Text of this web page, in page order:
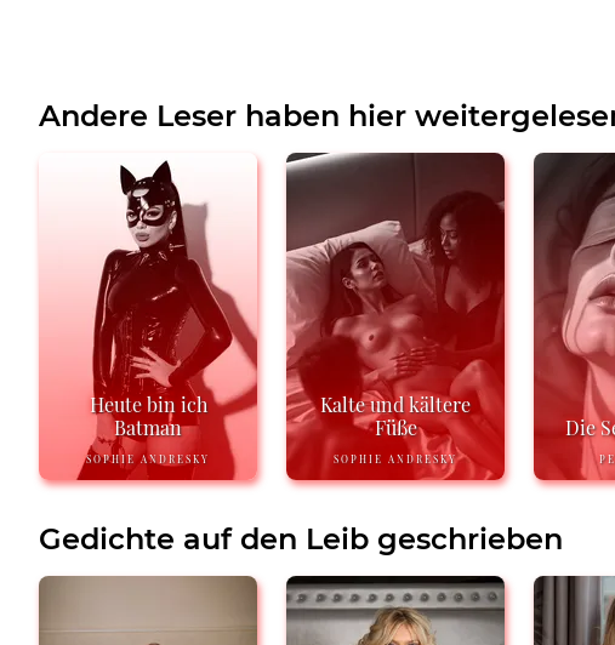
Andere Leser haben hier
Heute bin ich
Batman
SOPHIE ANDRESKY
Kalte und kältere
Füße
SOPHIE ANDRESKY
Die
Gedichte auf den Leib geschrieben